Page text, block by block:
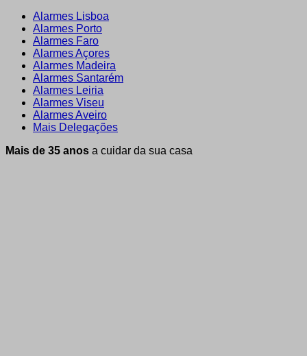
Alarmes Lisboa
Alarmes Porto
Alarmes Faro
Alarmes Açores
Alarmes Madeira
Alarmes Santarém
Alarmes Leiria
Alarmes Viseu
Alarmes Aveiro
Mais Delegações
Mais de 35 anos a cuidar da sua casa